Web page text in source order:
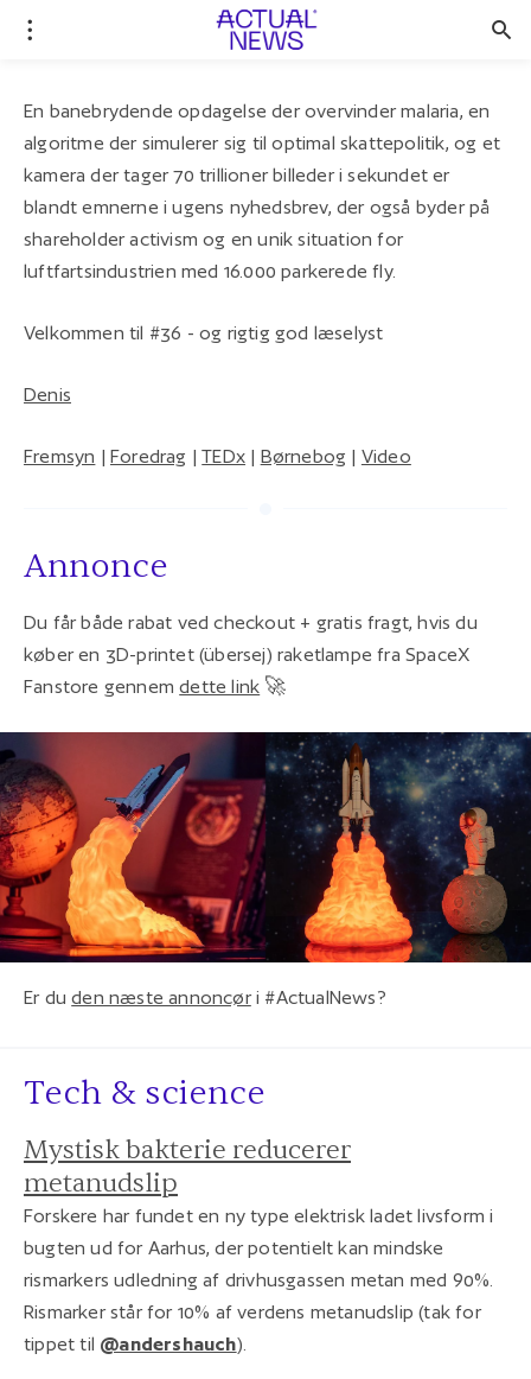
En banebrydende opdagelse der overvinder malaria, en
algoritme der simulerer sig til optimal skattepolitik, og et
kamera der tager 70 trillioner billeder i sekundet er
blandt emnerne i ugens nyhedsbrev, der også byder på
shareholder activism og en unik situation for
luftfartsindustrien med 16.000 parkerede fly.
Velkommen til #36 - og rigtig god læselyst
Denis
Fremsyn |Foredrag |TEDx | Børnebog | Video
Annonce
Du får både rabat ved checkout + gratis fragt, hvis du
køber en 3D-printet (übersej) raketlampe fra SpaceX
Fanstore gennemdette link 🚀
Er duden næste annoncøri #ActualNews?
Tech & science
Mystisk bakterie reducerer
metanudslip
Forskere har fundet en ny type elektrisk ladet livsform i
bugten ud for Aarhus, der potentielt kan mindske
rismarkers udledning af drivhusgassen metan med 90%.
Rismarker står for 10% af verdens metanudslip (tak for
tippet til @andershauch).